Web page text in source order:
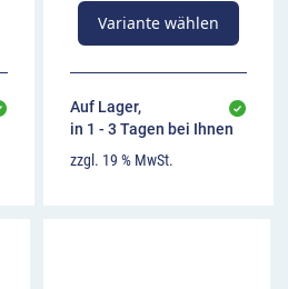
Variante wählen
Auf Lager,
in 1 - 3 Tagen bei Ihnen
zzgl. 19 % MwSt.